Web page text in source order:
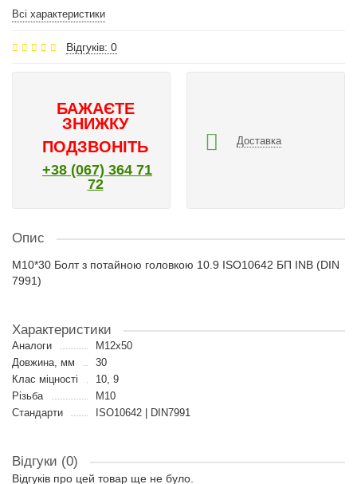
Всі характеристики
Відгуків: 0
БАЖАЄТЕ
ЗНИЖКУ
ПОДЗВОНІТЬ
+38 (067) 364 71
72
Доставка
Опис
M10*30 Болт з потайною головкою 10.9 ISO10642 БП INB (DIN
7991)
Характеристики
Аналоги
M12x50
Довжина, мм
30
Клас міцності
10, 9
Різьба
M10
Стандарти
ISO10642 | DIN7991
Відгуки (0)
Відгуків про цей товар ще не було.